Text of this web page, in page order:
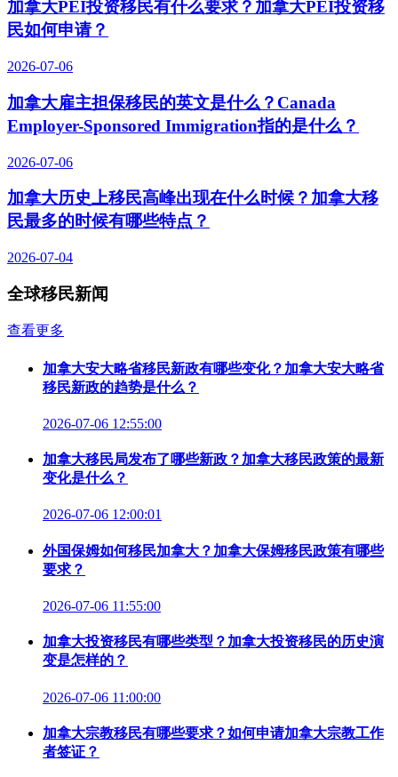
加拿大PEI投资移民有什么要求？加拿大PEI投资移
民如何申请？
2026-07-06
加拿大雇主担保移民的英文是什么？Canada
Employer-Sponsored Immigration指的是什么？
2026-07-06
加拿大历史上移民高峰出现在什么时候？加拿大移
民最多的时候有哪些特点？
2026-07-04
全球移民新闻
查看更多
加拿大安大略省移民新政有哪些变化？加拿大安大略省
移民新政的趋势是什么？
2026-07-06 12:55:00
加拿大移民局发布了哪些新政？加拿大移民政策的最新
变化是什么？
2026-07-06 12:00:01
外国保姆如何移民加拿大？加拿大保姆移民政策有哪些
要求？
2026-07-06 11:55:00
加拿大投资移民有哪些类型？加拿大投资移民的历史演
变是怎样的？
2026-07-06 11:00:00
加拿大宗教移民有哪些要求？如何申请加拿大宗教工作
者签证？